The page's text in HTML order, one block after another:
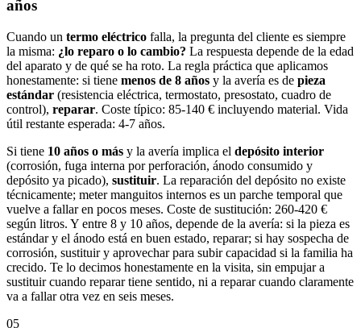
años
Cuando un termo eléctrico falla, la pregunta del cliente es siempre
la misma: ¿lo reparo o lo cambio? La respuesta depende de la edad
del aparato y de qué se ha roto. La regla práctica que aplicamos
honestamente: si tiene menos de 8 años y la avería es de pieza
estándar (resistencia eléctrica, termostato, presostato, cuadro de
control), reparar. Coste típico: 85-140 € incluyendo material. Vida
útil restante esperada: 4-7 años.
Si tiene 10 años o más y la avería implica el depósito interior
(corrosión, fuga interna por perforación, ánodo consumido y
depósito ya picado), sustituir. La reparación del depósito no existe
técnicamente; meter manguitos internos es un parche temporal que
vuelve a fallar en pocos meses. Coste de sustitución: 260-420 €
según litros. Y entre 8 y 10 años, depende de la avería: si la pieza es
estándar y el ánodo está en buen estado, reparar; si hay sospecha de
corrosión, sustituir y aprovechar para subir capacidad si la familia ha
crecido. Te lo decimos honestamente en la visita, sin empujar a
sustituir cuando reparar tiene sentido, ni a reparar cuando claramente
va a fallar otra vez en seis meses.
05